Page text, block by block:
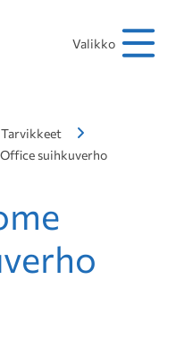
Valikko
Tarvikkeet
suihkuverho